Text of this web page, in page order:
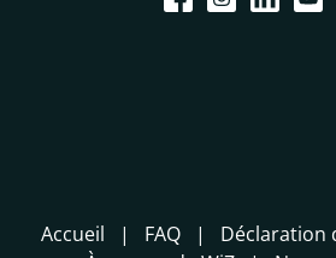
Accueil FAQ
Déclaration